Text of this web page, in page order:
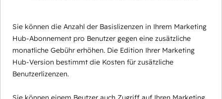
Sie können die Anzahl der Basislizenzen in Ihrem Marketing
Hub-Abonnement pro Benutzer gegen eine zusätzliche
monatliche Gebühr erhöhen. Die Edition Ihrer Marketing
Hub-Version bestimmt die Kosten für zusätzliche
Benutzerlizenzen.